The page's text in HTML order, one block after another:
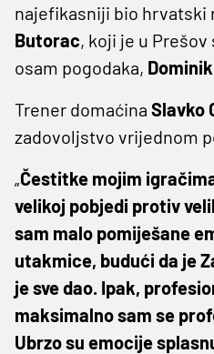
najefikasniji bio hrvatski
Butorac, koji je u
osam pogodaka,
Trener domaćina Slavko
zadovoljstvo vrijednom
„Čestitke mojim
velikoj pobjedi protiv
sam malo pomiješane
utakmice, budući da je
je sve dao. Ipak,
maksimalno sam se
Ubrzo su emocije